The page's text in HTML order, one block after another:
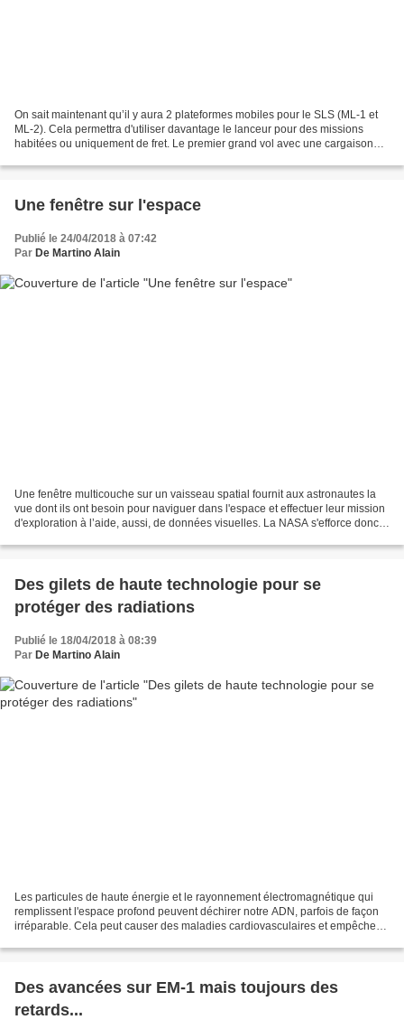
On sait maintenant qu’il y aura 2 plateformes mobiles pour le SLS (ML-1 et
ML-2). Cela permettra d'utiliser davantage le lanceur pour des missions
habitées ou uniquement de fret. Le premier grand vol avec une cargaison
Une fenêtre sur l'espace
Publié le 24/04/2018 à 07:42
Par De Martino Alain
Une fenêtre multicouche sur un vaisseau spatial fournit aux astronautes la
vue dont ils ont besoin pour naviguer dans l'espace et effectuer leur mission
d'exploration à l’aide, aussi, de données visuelles. La NASA s'efforce donc
Des gilets de haute technologie pour se
protéger des radiations
Publié le 18/04/2018 à 08:39
Par De Martino Alain
Les particules de haute énergie et le rayonnement électromagnétique qui
remplissent l'espace profond peuvent déchirer notre ADN, parfois de façon
irréparable. Cela peut causer des maladies cardiovasculaires et empêcher
Des avancées sur EM-1 mais toujours des
retards...